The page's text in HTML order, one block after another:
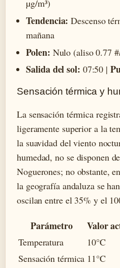
µg/m³)
Tendencia: Descenso
mañana
Polen: Nulo (aliso 0.77
Salida del sol: 07:50 |
Sensación térmica y
La sensación térmica
ligeramente superior a la
la suavidad del viento
humedad, no se disponen
Noguerones; no obstante,
la geografía andaluza se
oscilan entre el 35% y el
Parámetro Valor
Temperatura 10°C
Sensación térmica 11°C